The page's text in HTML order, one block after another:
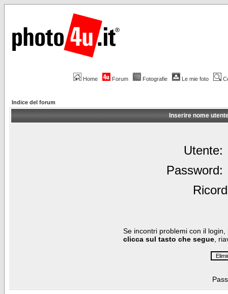
Home Forum Fotografie Le mie foto
Indice del forum
Inserire nome
Utente:
Password:
Se incontri problemi con il
clicca sul tasto che segue ,